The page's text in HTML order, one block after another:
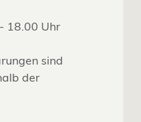
Uhr
sind
der